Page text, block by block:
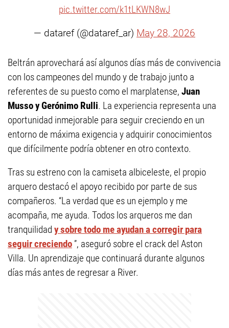
pic.twitter.com/k1tLKWN8wJ
— dataref (@dataref_ar) May 28, 2026
Beltrán aprovechará así algunos días más de convivencia
con los campeones del mundo y de trabajo junto a
referentes de su puesto como el marplatense, Juan
Musso y Gerónimo Rulli. La experiencia representa una
oportunidad inmejorable para seguir creciendo en un
entorno de máxima exigencia y adquirir conocimientos
que difícilmente podría obtener en otro contexto.
Tras su estreno con la camiseta albiceleste, el propio
arquero destacó el apoyo recibido por parte de sus
compañeros. “La verdad que es un ejemplo y me
acompaña, me ayuda. Todos los arqueros me dan
tranquilidad y sobre todo me ayudan a corregir para
seguir creciendo”, aseguró sobre el crack del Aston
Villa. Un aprendizaje que continuará durante algunos
días más antes de regresar a River.